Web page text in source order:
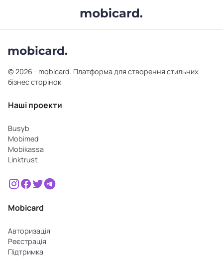
© 2026 - mobicard. Платформа для створення стильних
бізнес сторінок
Наші проекти
Busyb
Mobimed
Mobikassa
Linktrust
Mobicard
Авторизація
Реєстрація
Підтримка